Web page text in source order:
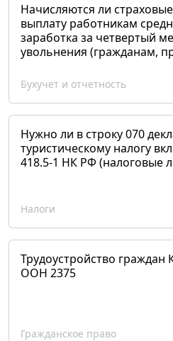
Начисляются ли
выплату работникам
заработка за четвертый
увольнения (гражданам,
Бухучет и отчетность
Нужно ли в строку 070
туристическому налогу
418.5-1 НК РФ (налоговые
Налоги
Трудоустройство
ООН 2375
Гражданское право